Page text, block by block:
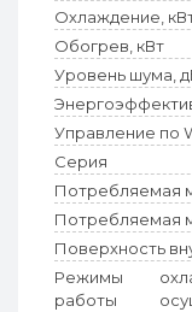
Охлаждение,
Обогрев, кВт
Уровень шума,
Управление по
Серия
Потребляемая
Потребляемая
Поверхность
Режимы
работы